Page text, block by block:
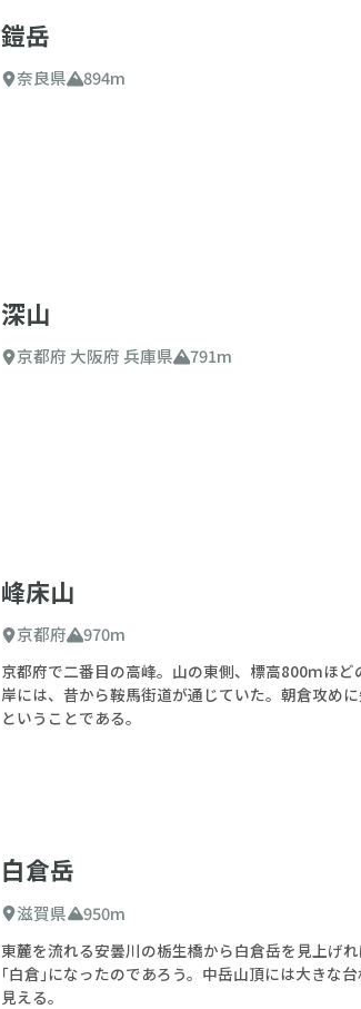
鎧岳
奈良県 894m
深山
京都府 大阪府 兵庫県 791m
峰床山
京都府 970m
京都府で二番目の高峰。山の東側、標高800ｍほ
岸には、昔から鞍馬街道が通じていた。朝倉攻め
ということである。
白倉岳
滋賀県 950m
東麓を流れる安曇川の栃生橋から白倉岳を見上げ
｢白倉｣になったのであろう。中岳山頂には大きな
見える。